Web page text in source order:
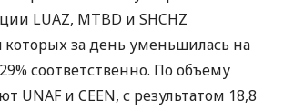
LUAZ, MTBD и SHCHZ
которых за день уменьшилась на
соответственно. По объему
UNAF и CEEN, с результатом 18,8